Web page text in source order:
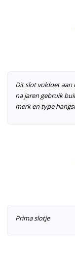
Dit slot voldoet aan
na jaren gebruik
merk en type
Prima slotje